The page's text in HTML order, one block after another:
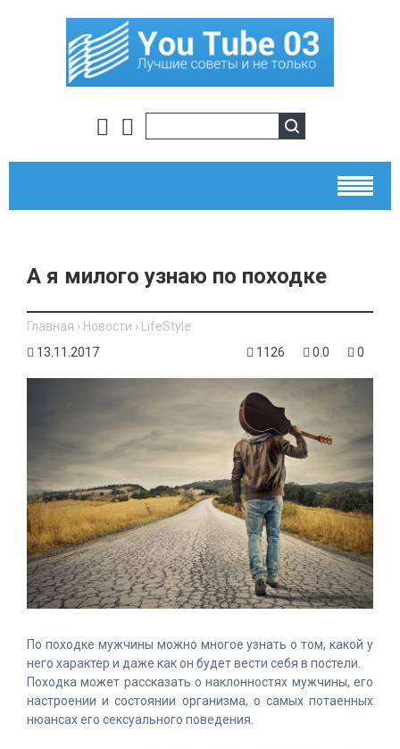
А я милого узнаю по походке
Главная › Новости › LifeStyle
13.11.2017
1126 0.0 0
По походке мужчины можно многое узнать о том, какой у
него характер и даже как он будет вести себя в постели.
Походка может рассказать о наклонностях мужчины, его
настроении и состоянии организма, о самых потаенных
нюансах его сексуального поведения.